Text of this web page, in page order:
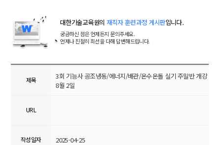
대한기술교육원의 재직자 훈련과정 게시판입니다.
궁금하신 점은 언제든지 문의주세요.
언제나 친절히 최선을 다해 답변해드립니다.
제목
3회 기능사 공조냉동/에너지/배관/온수온돌 실기 주말반 개강
8월 2일
URL
작성일자 2025-04-25